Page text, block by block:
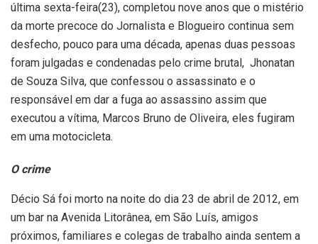
última sexta-feira(23), completou nove anos que o mistério
da morte precoce do Jornalista e Blogueiro continua sem
desfecho, pouco para uma década, apenas duas pessoas
foram julgadas e condenadas pelo crime brutal, Jhonatan
de Souza Silva, que confessou o assassinato e o
responsável em dar a fuga ao assassino assim que
executou a vítima, Marcos Bruno de Oliveira, eles fugiram
em uma motocicleta.
O crime
Décio Sá foi morto na noite do dia 23 de abril de 2012, em
um bar na Avenida Litorânea, em São Luís, amigos
próximos, familiares e colegas de trabalho ainda sentem a